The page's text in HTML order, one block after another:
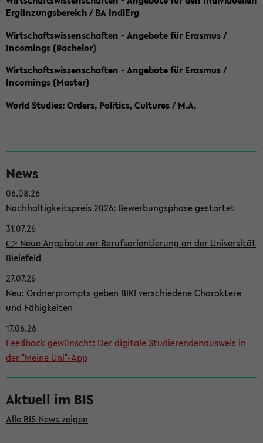
Ergänzungsbereich / BA IndiErg
Wirtschaftswissenschaften - Angebote für Erasmus /
Incomings (Bachelor)
Wirtschaftswissenschaften - Angebote für Erasmus /
Incomings (Master)
World Studies: Orders, Politics, Cultures / M.A.
e
i
t
e
n
l
e
i
s
t
e
News
06.08.26
Nachhaltigkeitspreis 2026: Bewerbungsphase gestartet
31.07.26
👉 Neue Angebote zur Berufsorientierung an der Universität
Bielefeld
27.07.26
Neu: Ordnerprompts geben BIKI verschiedene Charaktere
und Fähigkeiten
17.06.26
Feedback gewünscht: Der digitale Studierendenausweis in
der "Meine Uni"-App
Aktuell im BIS
Alle BIS News zeigen